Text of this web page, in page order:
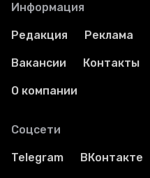
Информация
Редакция Реклама
Вакансии Контакты
О компании
Соцсети
Telegram ВКонтакте